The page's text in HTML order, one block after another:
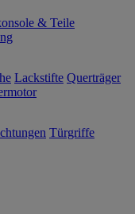
& Teile
Lackstifte Querträger
Türgriffe